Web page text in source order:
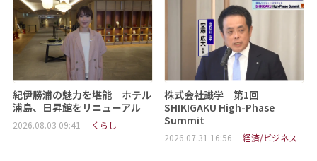
紀伊勝浦の魅力を堪能 ホテル
浦島、日昇館をリニューアル
2026.08.03 09:41 くらし
株式会社識学 第1回
SHIKIGAKU High-Phase
Summit
2026.07.31 16:56 経済/ビジネス